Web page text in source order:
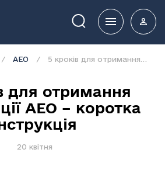
Пошук
АЕО
для отримання
АЕО – коротка
20 квітня